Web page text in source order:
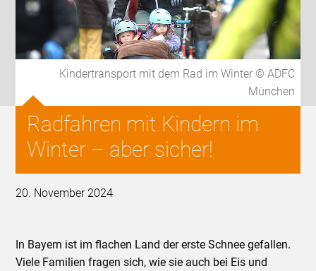
Kindertransport mit dem Rad im Winter © ADFC
München
Radfahren mit Kindern im
Winter – aber sicher!
20. November 2024
In Bayern ist im flachen Land der erste Schnee gefallen.
Viele Familien fragen sich, wie sie auch bei Eis und